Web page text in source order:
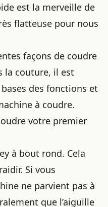
est la merveille de
flatteuse pour nous
façons de coudre
la couture, il est
des fonctions et
à coudre.
votre premier
à bout rond. Cela
Si vous
ne parvient pas à
que l’aiguille